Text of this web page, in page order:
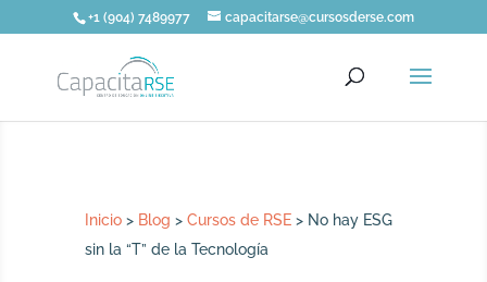
+1 (904) 7489977 capacitarse@cursosderse.com
Inicio > Blog >Cursos de RSE > No hay ESG
sin la “T” de la Tecnología